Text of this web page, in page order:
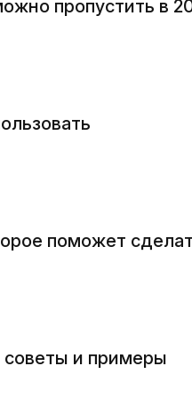
пропустить в
поможет
и примеры